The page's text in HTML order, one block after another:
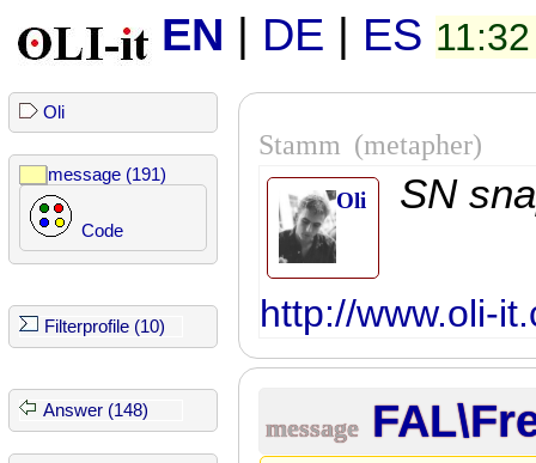
EN | DE | ES
Oli
message (191)
Code
Filterprofile (10)
Answer (148)
Stamm (metapher)
Oli SN
http://www.oli-
message